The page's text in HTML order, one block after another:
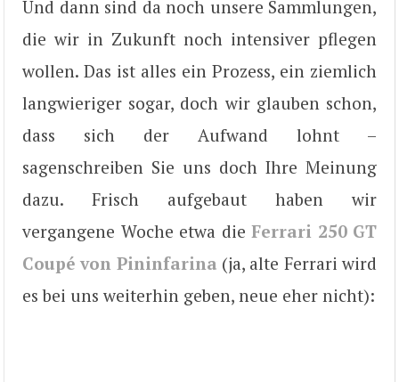
Und dann sind da noch unsere Sammlungen,
die wir in Zukunft noch intensiver pflegen
wollen. Das ist alles ein Prozess, ein ziemlich
langwieriger sogar, doch wir glauben schon,
dass sich der Aufwand lohnt –
sagenschreiben Sie uns doch Ihre Meinung
dazu. Frisch aufgebaut haben wir
vergangene Woche etwa die Ferrari 250 GT
Coupé von Pininfarina (ja, alte Ferrari wird
es bei uns weiterhin geben, neue eher nicht):